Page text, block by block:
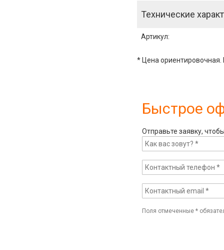
Технические
Артикул:
* Цена ориентировочная.
Быстрое
Отправьте заявку,
Поля отмеченные*